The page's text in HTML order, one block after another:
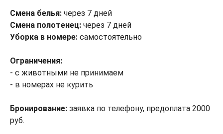
Смена белья: через 7 дней
Смена полотенец: через 7 дней
Уборка в номере: самостоятельно
Ограничения:
- с животными не принимаем
- в номерах не курить
Бронирование: заявка по телефону, предоплата 2000
руб.